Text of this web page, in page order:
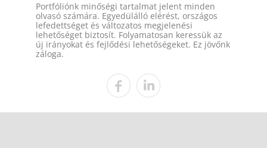
Portfóliónk minőségi tartalmat jelent minden
olvasó számára. Egyedülálló elérést, országos
lefedettséget és változatos megjelenési
lehetőséget biztosít. Folyamatosan keressük az
új irányokat és fejlődési lehetőségeket. Ez jövőnk
záloga.